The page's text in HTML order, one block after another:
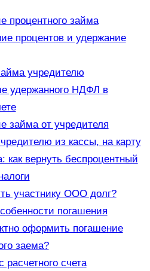
процентного займа
процентов и удержание
учредителю
удержанного НДФЛ в
займа от учредителя
из кассы, на карту
как вернуть беспроцентный
участнику ООО долг?
погашения
оформить погашение
заема?
расчетного счета